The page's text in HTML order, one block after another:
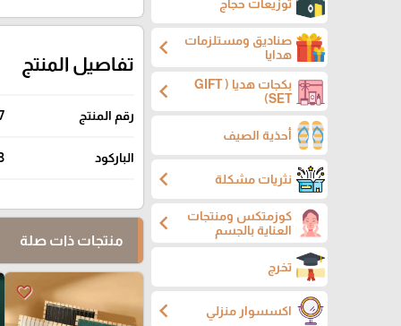
توزيعات حجاج
صناديق ومستلزمات
هدايا
chevron_left
بكجات هديا ( GIFT
SET)
chevron_left
أحذية الصيف
نثريات مشكلة chevron_left
كوزمتكس ومنتجات
العناية بالجسم
chevron_left
تخرج
اكسسوار منزلي chevron_left
تفاصيل المنتج
رقم المنتج
الباركود
منتجات ذات صلة
favorite_border